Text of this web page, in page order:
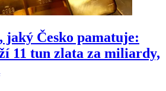
jaký Česko pamatuje:
11 tun zlata za miliardy,